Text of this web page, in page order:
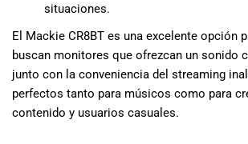
situaciones.
El Mackie CR8BT es una excelente opción
buscan monitores que ofrezcan un sonido
junto con la conveniencia del streaming
perfectos tanto para músicos como para
contenido y usuarios casuales.